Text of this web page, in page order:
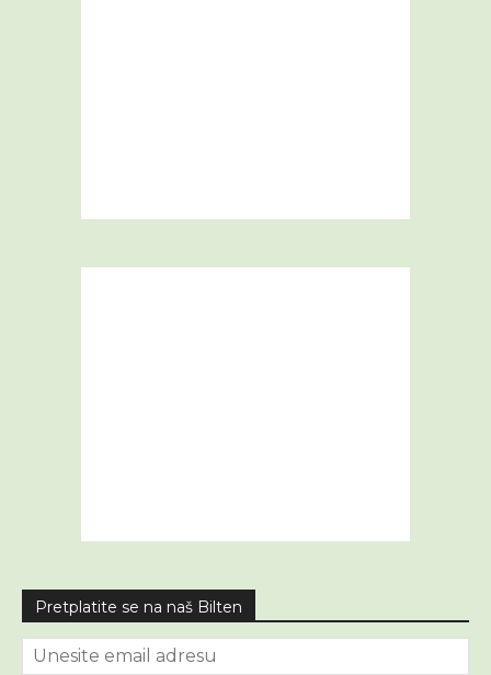
Pretplatite se na naš Bilten